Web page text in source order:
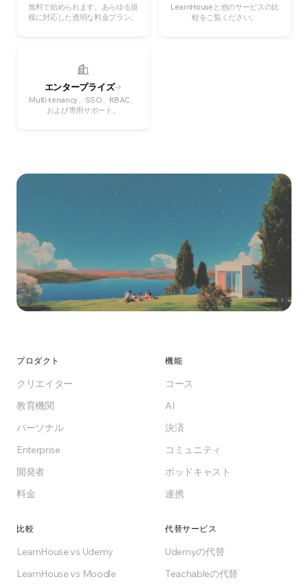
無料で始められます。あらゆる規
模に対応した透明な料金プラン。
LearnHouseと他のサービスの比
較をご覧ください。
エンタープライズ
Multi-tenancy、SSO、RBAC、
および専用サポート。
今日から教え始めましょ
数分でアカデミーを開設。クレジットカードは不
要です。
無料ではじめる
Freeプランはずっと無料
プロダクト
クリエイター
教育機関
パーソナル
Enterprise
開発者
料金
機能
コース
AI
決済
コミュニティ
ポッドキャスト
連携
比較
LearnHouse vs Udemy
LearnHouse vs Moodle
代替サービス
Udemyの代替
Teachableの代替